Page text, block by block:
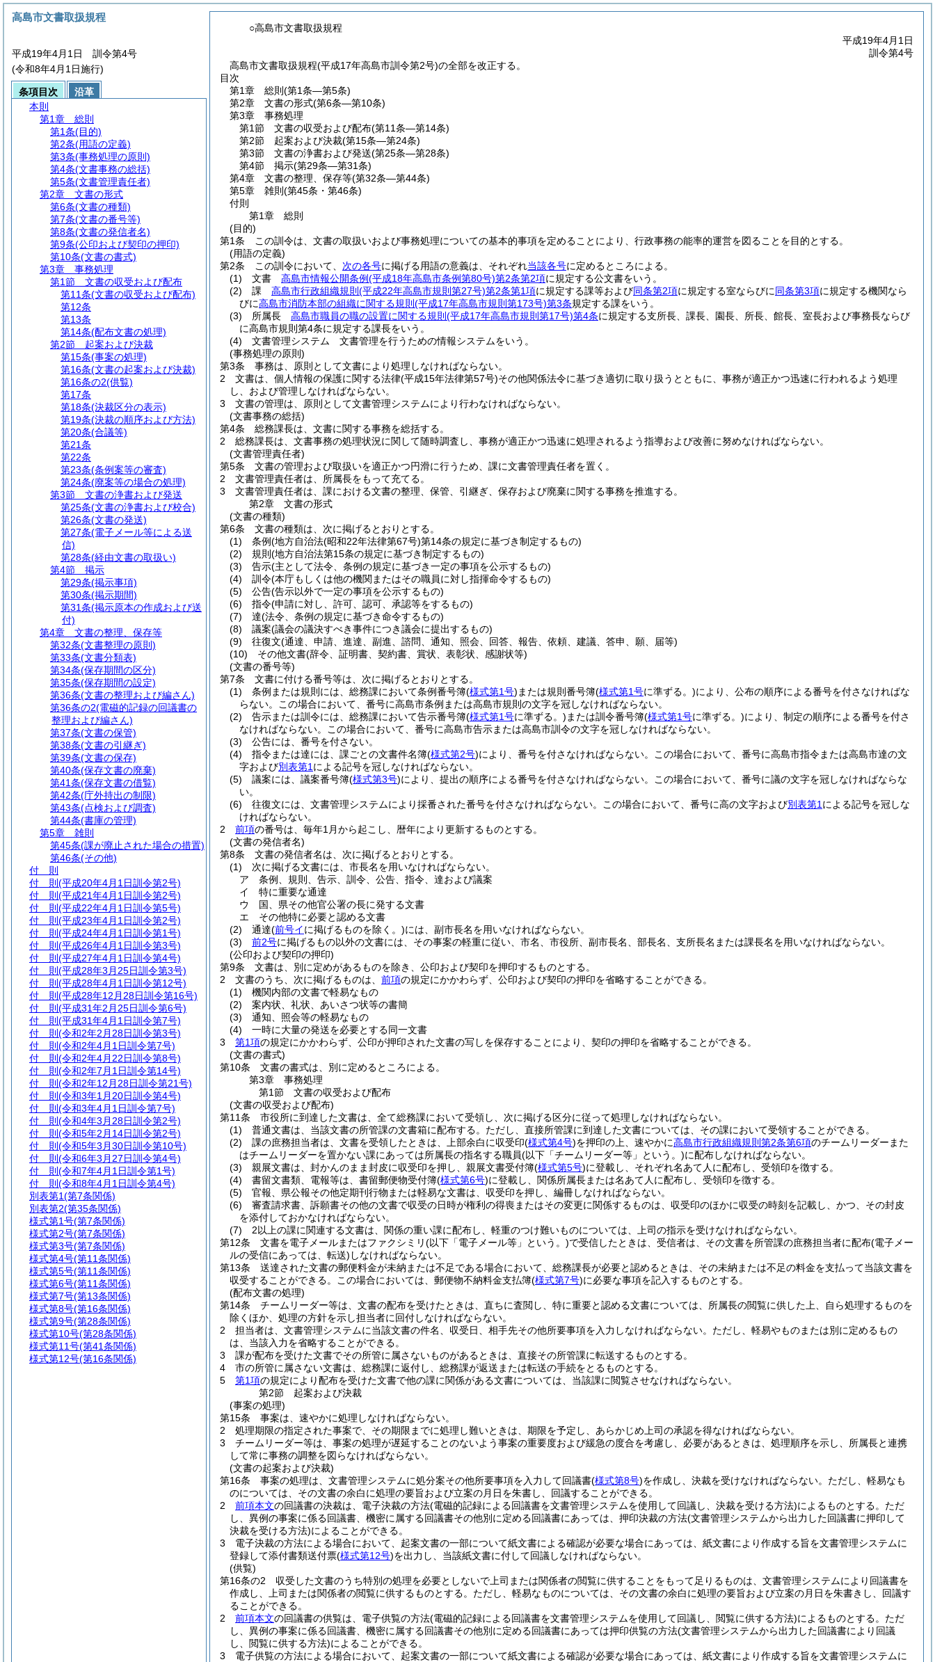
○高島市文書取扱規程
平成19年4月1日
訓令第4号
高島市文書取扱規程(平成17年高島市訓令第2号)の全部を改正する。
目次
第1章
総則 (第1条―第5条)
第2章
文書の形式(第6条―第10条)
第3章
事務処理
第1節
文書の収受および配布(第11条―第14条)
第2節
起案および決裁(第15条―第24条)
第3節
文書の浄書および発送(第25条―第28条)
第4節
掲示(第29条―第31条)
第4章
文書の整理、保存等(第32条―第44条)
第5章
雑則 (第45条・第46条)
付則
第1章
総則
(目的)
第1条
この訓令は、文書の取扱いおよび事務処理についての基本的事項を定めることにより、行政事務の能率的運営を図ることを目的とする。
(用語の定義)
第2条
この訓令において、 次の各号に掲げる用語の意義は、それぞれ当該各号に定めるところによる。
(1)
文書 高島市情報公開条例(平成18年高島市条例第80号)第2条第2項に規定する公文書をいう。
(2)
課 高島市行政組織規則 (平成22年高島市規則第27号)第2条第1項に規定する課等および同条第2項に規定する室ならびに同条第3項に規定する機関なら
びに高島市消防本部の組織に関する規則 (平成17年高島市規則第173号)第3条規定する課をいう。
(3)
所属長 高島市職員の職の設置に関する規則 (平成17年高島市規則第17号)第4条に規定する支所長、課長、園長、所長、館長、室長および事務長ならび
に高島市規則第4条に規定する課長をいう。
(4)
文書管理システム 文書管理を行うための情報システムをいう。
(事務処理の原則)
第3条
事務は、原則として文書により処理しなければならない。
2
文書は、個人情報の保護に関する法律(平成15年法律第57号)その他関係法令に基づき適切に取り扱うとともに、事務が適正かつ迅速に行われるよう処理
し、および管理しなければならない。
3
文書の管理は、原則として文書管理システムにより行わなければならない。
(文書事務の総括)
第4条
総務課長は、文書に関する事務を総括する。
2
総務課長は、文書事務の処理状況に関して随時調査し、事務が適正かつ迅速に処理されるよう指導および改善に努めなければならない。
(文書管理責任者)
第5条
文書の管理および取扱いを適正かつ円滑に行うため、課に文書管理責任者を置く。
2
文書管理責任者は、所属長をもって充てる。
3
文書管理責任者は、課における文書の整理、保管、引継ぎ、保存および廃棄に関する事務を推進する。
第2章
文書の形式
(文書の種類)
第6条
文書の種類は、次に掲げるとおりとする。
(1)
条例(地方自治法(昭和22年法律第67号)第14条の規定に基づき制定するもの)
(2)
規則 (地方自治法第15条の規定に基づき制定するもの)
(3)
告示(主として法令、条例の規定に基づき一定の事項を公示するもの)
(4)
訓令(本庁もしくは他の機関またはその職員に対し指揮命令するもの)
(5)
公告(告示以外で一定の事項を公示するもの)
(6)
指令(申請に対し、許可、認可、承認等をするもの)
(7)
達(法令、条例の規定に基づき命令するもの)
(8)
議案(議会の議決すべき事件につき議会に提出するもの)
(9)
往復文(通達、申請、進達、副進、諮問、通知、照会、回答、報告、依頼、建議、答申、願、届等)
(10)
その他文書(辞令、証明書、契約書、賞状、表彰状、感謝状等)
(文書の番号等)
第7条
文書に付ける番号等は、次に掲げるとおりとする。
(1)
条例または規則には、総務課において条例番号簿(様式第1号) または規則番号簿(様式第1号に準ずる。)により、公布の順序による番号を付さなければな
らない。
この場合において、番号に高島市条例または高島市規則の文字を冠しなければならない。
(2)
告示または訓令には、総務課において告示番号簿(様式第1号に準ずる。) または訓令番号簿(様式第1号に準ずる。)により、制定の順序による番号を付さ
なければならない。
この場合において、番号に高島市告示または高島市訓令の文字を冠しなければならない。
(3)
公告には、番号を付さない。
(4)
指令または達には、課ごとの文書件名簿(様式第2号)により、番号を付さなければならない。
この場合において、番号に高島市指令または高島市達の文
字および別表第1 による記号を冠しなければならない。
(5)
議案には、議案番号簿(様式第3号)により、提出の順序による番号を付さなければならない。
この場合において、番号に議の文字を冠しなければならな
い。
(6)
往復文には、文書管理システムにより採番された番号を付さなければならない。 この場合において、番号に高の文字および別表第1 による記号を冠しな
ければならない。
2
前項の番号は、毎年1月から起こし、暦年により更新するものとする。
(文書の発信者名)
第8条
文書の発信者名は、次に掲げるとおりとする。
(1)
次に掲げる文書には、市長名を用いなければならない。
ア
条例、規則、告示、訓令、公告、指令、達および議案
イ
特に重要な通達
ウ
国、県その他官公署の長に発する文書
エ
その他特に必要と認める文書
(2)
通達(前号イに掲げるものを除く。)には、副市長名を用いなければならない。
(3)
前2号に掲げるもの以外の文書には、その事案の軽重に従い、市名、市役所、副市長名、部長名、支所長名または課長名を用いなければならない。
(公印および契印の押印)
第9条
文書は、別に定めがあるものを除き、公印および契印を押印するものとする。
2
文書のうち、次に掲げるものは、 前項の規定にかかわらず、公印および契印の押印を省略することができる。
(1)
機関内部の文書で軽易なもの
(2)
案内状、礼状、あいさつ状等の書簡
(3)
通知、照会等の軽易なもの
(4)
一時に大量の発送を必要とする同一文書
3
第1項の規定にかかわらず、公印が押印された文書の写しを保存することにより、契印の押印を省略することができる。
(文書の書式)
第10条
文書の書式は、別に定めるところによる。
第3章
事務処理
第1節
文書の収受および配布
(文書の収受および配布)
第11条
市役所に到達した文書は、全て総務課において受領し、次に掲げる区分に従って処理しなければならない。
(1)
普通文書は、当該文書の所管課の文書箱に配布する。 ただし、直接所管課に到達した文書については、その課において受領することができる。
(2)
課の庶務担当者は、文書を受領したときは、上部余白に収受印(様式第4号)を押印の上、速やかに高島市行政組織規則第2条第6項のチームリーダーまた
はチームリーダーを置かない課にあっては所属長の指名する職員(以下「チームリーダー等」という。)に配布しなければならない。
(3)
親展文書は、封かんのまま封皮に収受印を押し、親展文書受付簿(様式第5号)に登載し、それぞれ名あて人に配布し、受領印を徴する。
(4)
書留文書類、電報等は、書留郵便物受付簿(様式第6号)に登載し、関係所属長または名あて人に配布し、受領印を徴する。
(5)
官報、県公報その他定期刊行物または軽易な文書は、収受印を押し、編冊しなければならない。
(6)
審査請求書、訴願書その他の文書で収受の日時が権利の得喪またはその変更に関係するものは、収受印のほかに収受の時刻を記載し、かつ、その封皮
を添付しておかなければならない。
(7)
2以上の課に関連する文書は、関係の重い課に配布し、軽重のつけ難いものについては、上司の指示を受けなければならない。
第12条
文書を電子メールまたはファクシミリ(以下「電子メール等」という。)で受信したときは、受信者は、その文書を所管課の庶務担当者に配布(電子メー
ルの受信にあっては、転送) しなければならない。
第13条
送達された文書の郵便料金が未納または不足である場合において、総務課長が必要と認めるときは、その未納または不足の料金を支払って当該文書を
収受することができる。
この場合においては、郵便物不納料金支払簿(様式第7号)に必要な事項を記入するものとする。
(配布文書の処理)
第14条
チームリーダー等は、文書の配布を受けたときは、直ちに査閲し、特に重要と認める文書については、所属長の閲覧に供した上、自ら処理するものを
除くほか、処理の方針を示し担当者に回付しなければならない。
2
担当者は、文書管理システムに当該文書の件名、収受日、相手先その他所要事項を入力しなければならない。 ただし、軽易やものまたは別に定めるもの
は、当該入力を省略することができる。
3
課が配布を受けた文書でその所管に属さないものがあるときは、直接その所管課に転送するものとする。
4
市の所管に属さない文書は、総務課に返付し、総務課が返送または転送の手続をとるものとする。
5
第1項の規定により配布を受けた文書で他の課に関係がある文書については、当該課に閲覧させなければならない。
第2節
起案および決裁
(事案の処理)
第15条
事案は、速やかに処理しなければならない。
2
処理期限の指定された事案で、その期限までに処理し難いときは、期限を予定し、あらかじめ上司の承認を得なければならない。
3
チームリーダー等は、事案の処理が遅延することのないよう事案の重要度および緩急の度合を考慮し、必要があるときは、処理順序を示し、所属長と連携
して常に事務の調整を図らなければならない。
(文書の起案および決裁)
第16条
事案の処理は、文書管理システムに処分案その他所要事項を入力して回議書(様式第8号)を作成し、決裁を受けなければならない。 ただし、軽易なも
のについては、その文書の余白に処理の要旨および立案の月日を朱書し、回議することができる。
2
前項本文の回議書の決裁は、電子決裁の方法(電磁的記録による回議書を文書管理システムを使用して回議し、決裁を受ける方法)によるものとする。 ただ
し、異例の事案に係る回議書、機密に属する回議書その他別に定める回議書にあっては、押印決裁の方法(文書管理システムから出力した回議書に押印して
決裁を受ける方法)によることができる。
3
電子決裁の方法による場合において、起案文書の一部について紙文書による確認が必要な場合にあっては、紙文書により作成する旨を文書管理システムに
登録して添付書類送付票(様式第12号)を出力し、当該紙文書に付して回議しなければならない。
(供覧)
第16条の2
収受した文書のうち特別の処理を必要としないで上司または関係者の閲覧に供することをもって足りるものは、文書管理システムにより回議書を
作成し、上司または関係者の閲覧に供するものとする。 ただし、軽易なものについては、その文書の余白に処理の要旨および立案の月日を朱書きし、回議す
ることができる。
2
前項本文の回議書の供覧は、電子供覧の方法(電磁的記録による回議書を文書管理システムを使用して回議し、閲覧に供する方法)によるものとする。 ただ
し、異例の事案に係る回議書、機密に属する回議書その他別に定める回議書にあっては押印供覧の方法(文書管理システムから出力した回議書により回議
し、閲覧に供する方法)によることができる。
3
電子供覧の方法による場合において、起案文書の一部について紙文書による確認が必要な場合にあっては、紙文書により作成する旨を文書管理システムに
高島市文書取扱規程
平成19年4月1日 訓令第4号
(令和8年4月1日施行)
条項目次
沿革
本則
第1章
総則
第1条(目的)
第2条(用語の定義)
第3条(事務処理の原則)
第4条(文書事務の総括)
第5条(文書管理責任者)
第2章
文書の形式
第6条(文書の種類)
第7条(文書の番号等)
第8条(文書の発信者名)
第9条(公印および契印の押印)
第10条(文書の書式)
第3章
事務処理
第1節
文書の収受および配布
第11条(文書の収受および配布)
第12条
第13条
第14条(配布文書の処理)
第2節
起案および決裁
第15条(事案の処理)
第16条(文書の起案および決裁)
第16条の2(供覧)
第17条
第18条(決裁区分の表示)
第19条(決裁の順序および方法)
第20条(合議等)
第21条
第22条
第23条(条例案等の審査)
第24条(廃案等の場合の処理)
第3節
文書の浄書および発送
第25条(文書の浄書および校合)
第26条(文書の発送)
第27条(電子メール等による送
信)
第28条(経由文書の取扱い)
第4節
掲示
第29条(掲示事項)
第30条(掲示期間)
第31条(掲示原本の作成および送
付)
第4章
文書の整理、保存等
第32条(文書整理の原則)
第33条(文書分類表)
第34条(保存期間の区分)
第35条(保存期間の設定)
第36条(文書の整理および編さん)
第36条の2(電磁的記録の回議書の
整理および編さん)
第37条(文書の保管)
第38条(文書の引継ぎ)
第39条(文書の保存)
第40条(保存文書の廃棄)
第41条(保存文書の借覧)
第42条(庁外持出の制限)
第43条(点検および調査)
第44条(書庫の管理)
第5章
雑則
第45条(課が廃止された場合の措置)
第46条(その他)
付 則
付 則 (平成20年4月1日訓令第2号)
付 則 (平成21年4月1日訓令第2号)
付 則 (平成22年4月1日訓令第5号)
付 則 (平成23年4月1日訓令第2号)
付 則 (平成24年4月1日訓令第1号)
付 則 (平成26年4月1日訓令第3号)
付 則 (平成27年4月1日訓令第4号)
付 則 (平成28年3月25日訓令第3号)
付 則 (平成28年4月1日訓令第12号)
付 則 (平成28年12月28日訓令第16号)
付 則 (平成31年2月25日訓令第6号)
付 則 (平成31年4月1日訓令第7号)
付 則 (令和2年2月28日訓令第3号)
付 則 (令和2年4月1日訓令第7号)
付 則 (令和2年4月22日訓令第8号)
付 則 (令和2年7月1日訓令第14号)
付 則 (令和2年12月28日訓令第21号)
付 則 (令和3年1月20日訓令第4号)
付 則 (令和3年4月1日訓令第7号)
付 則 (令和4年3月28日訓令第2号)
付 則 (令和5年2月14日訓令第2号)
付 則 (令和5年3月30日訓令第10号)
付 則 (令和6年3月27日訓令第4号)
付 則 (令和7年4月1日訓令第1号)
付 則 (令和8年4月1日訓令第4号)
別表第1(第7条関係)
別表第2(第35条関係)
様式第1号(第7条関係)
様式第2号(第7条関係)
様式第3号(第7条関係)
様式第4号(第11条関係)
様式第5号(第11条関係)
様式第6号(第11条関係)
様式第7号(第13条関係)
様式第8号(第16条関係)
様式第9号(第28条関係)
様式第10号(第28条関係)
様式第11号(第41条関係)
様式第12号(第16条関係)